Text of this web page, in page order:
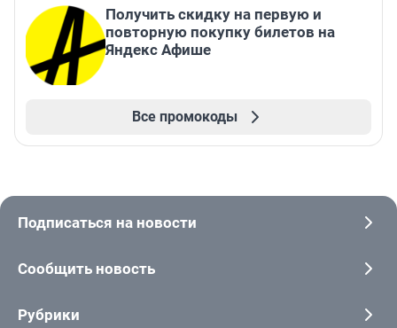
Получить скидку на первую и
повторную покупку билетов на
Яндекс Афише
Все промокоды
Подписаться на новости
Сообщить новость
Рубрики